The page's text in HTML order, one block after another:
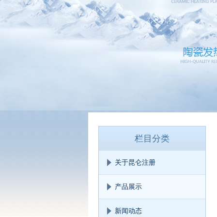
栏目分类
关于昆仑注册
产品展示
新闻动态